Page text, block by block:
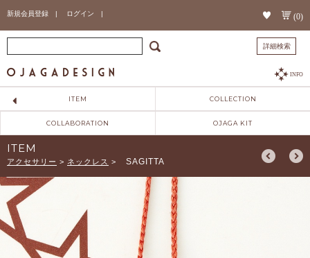
新規会員登録 | ログイン | (0)
詳細検索
INFO
ITEM COLLECTION
COLLABORATION OJAGA KIT
ITEM
アクセサリー > ネックレス > SAGITTA